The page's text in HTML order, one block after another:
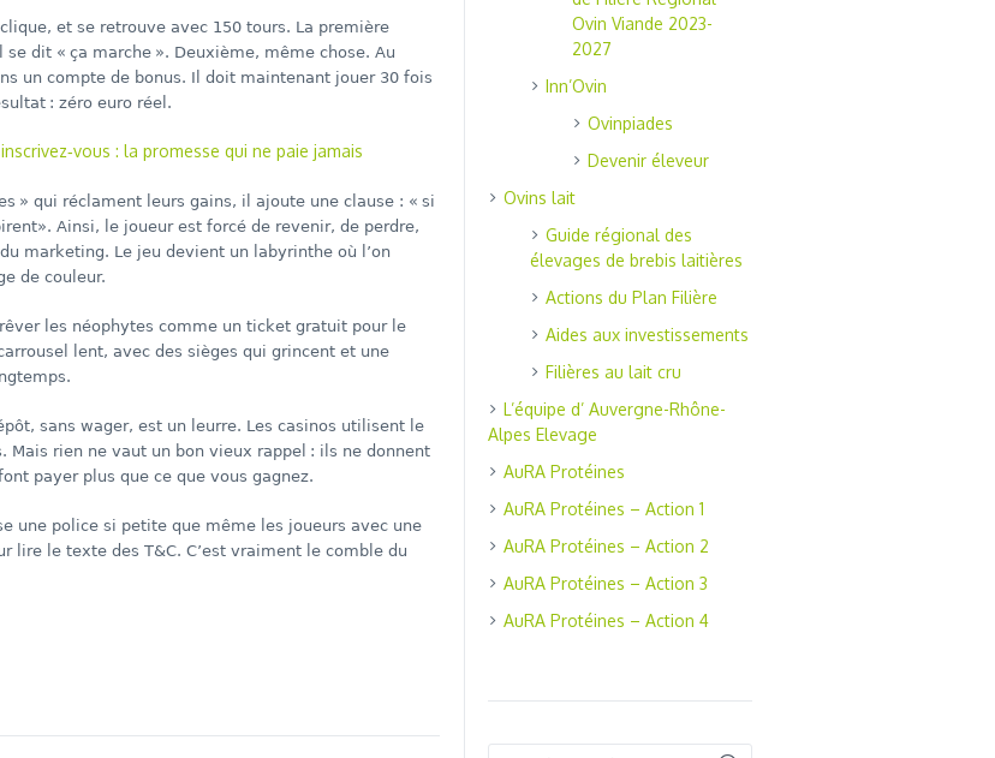
et se retrouve avec 150 tours. La première
dit « ça marche ». Deuxième, même chose. Au
un compte de bonus. Il doit maintenant jouer 30 fois
: zéro euro réel.
: la promesse qui ne paie jamais
» qui réclament leurs gains, il ajoute une clause : « si
Ainsi, le joueur est forcé de revenir, de perdre,
marketing. Le jeu devient un labyrinthe où l’on
de couleur.
les néophytes comme un ticket gratuit pour le
lent, avec des sièges qui grincent et une
sans wager, est un leurre. Les casinos utilisent le
rien ne vaut un bon vieux rappel : ils ne donnent
payer plus que ce que vous gagnez.
une police si petite que même les joueurs avec une
lire le texte des T&C. C’est vraiment le comble du
Ovin Viande 2023-
2027
Inn’Ovin
Ovinpiades
Devenir éleveur
Ovins lait
Guide régional des
élevages de brebis laitières
Actions du Plan Filière
Aides aux investissements
Filières au lait cru
L’équipe d’ Auvergne-Rhône-
Alpes Elevage
AuRA Protéines
AuRA Protéines – Action 1
AuRA Protéines – Action 2
AuRA Protéines – Action 3
AuRA Protéines – Action 4